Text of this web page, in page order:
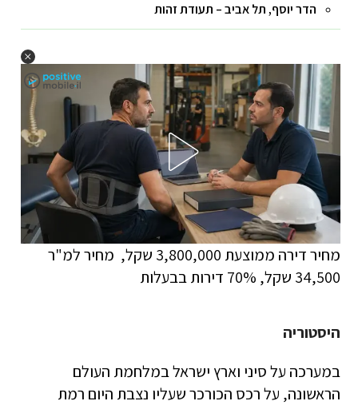
הדר יוסף, תל אביב – תעודת זהות
מחיר דירה ממוצעת 3,800,000 שקל, מחיר למ"ר
34,500 שקל, 70% דירות בבעלות
היסטוריה
במערכה על סיני וארץ ישראל במלחמת העולם
הראשונה, על רכס הכורכר שעליו נצבת היום רמת